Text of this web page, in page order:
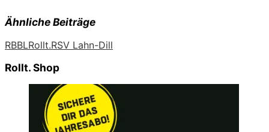
Ähnliche Beiträge
RBBLRollt.RSV Lahn-Dill
Rollt. Shop